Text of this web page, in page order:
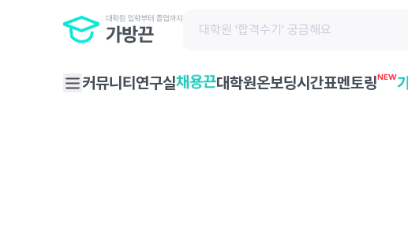
커뮤니티 연구실채용끈대학원온보딩시간표멘토링NEW